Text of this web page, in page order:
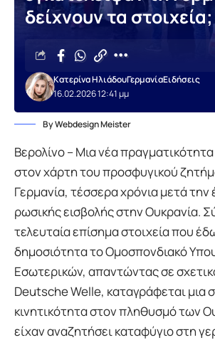
δείχνουν τα στοιχεία;
16.02.2026 12:41 μμ
Κατερίνα ΗλιάδουΓερμανίαΕιδήσεις
By Webdesign Meister
Βερολίνο – Μια νέα
στον χάρτη του προσφυγικού
Γερμανία, τέσσερα χρόνια μετά την
ρωσικής εισβολής στην Ουκρανία.
τελευταία επίσημα στοιχεία που
δημοσιότητα το Ομοσπονδιακό
Εσωτερικών, απαντώντας σε
Deutsche Welle, καταγράφεται μια
κινητικότητα στον πληθυσμό των
είχαν αναζητήσει καταφύγιο στη